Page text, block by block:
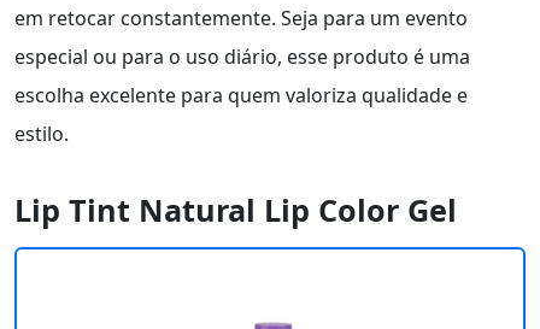
em retocar constantemente. Seja para um evento
especial ou para o uso diário, esse produto é uma
escolha excelente para quem valoriza qualidade e
estilo.
Lip Tint Natural Lip Color Gel